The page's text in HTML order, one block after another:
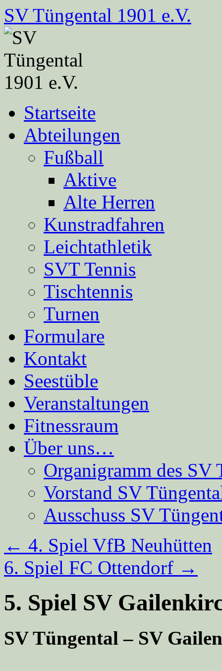
Zum
Inhalt
springen
SV Tüngental 1901 e.V.
Startseite
Abteilungen
Fußball
Aktive
Alte Herren
Kunstradfahren
Leichtathletik
SVT Tennis
Tischtennis
Turnen
Formulare
Kontakt
Seestüble
Veranstaltungen
Fitnessraum
Über uns…
Organigramm des SV
Vorstand SV
Ausschuss SV
← 4. Spiel VfB Neuhütten
6. Spiel FC Ottendorf →
5. Spiel SV
SV Tüngental – SV